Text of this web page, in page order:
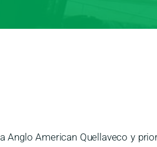
American Quellaveco y